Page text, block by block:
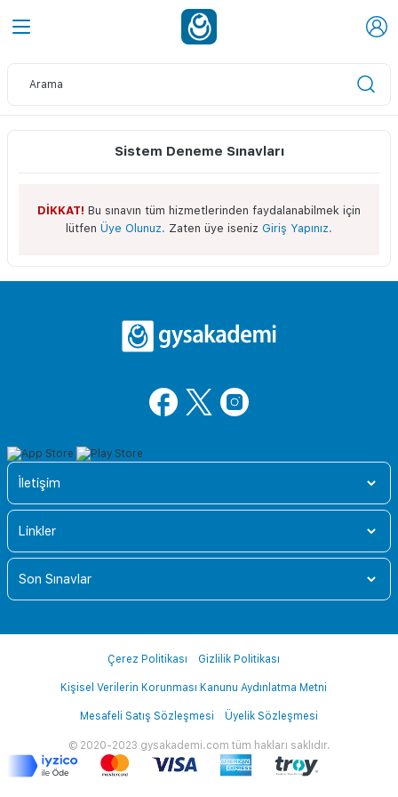
Sistem Deneme Sınavları
DİKKAT! Bu sınavın tüm hizmetlerinden faydalanabilmek için
lütfen Üye Olunuz. Zaten üye iseniz Giriş Yapınız.
İletişim
Linkler
Son Sınavlar
© 2020-2023 gysakademi.com tüm hakları saklıdır.
Çerez Politikası Gizlilik Politikası
Kişisel Verilerin Korunması Kanunu Aydınlatma Metni
Mesafeli Satış Sözleşmesi Üyelik Sözleşmesi